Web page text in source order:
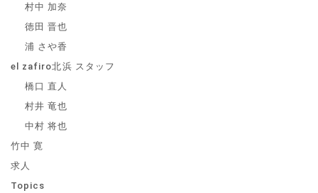
村中 加奈
徳田 晋也
浦 さや香
el zafiro北浜 スタッフ
橋口 直人
村井 竜也
中村 将也
竹中 寛
求人
Topics